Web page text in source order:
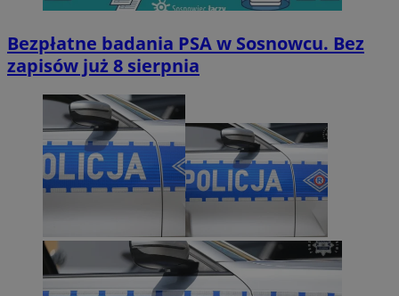
Bezpłatne badania PSA w Sosnowcu. Bez
zapisów już 8 sierpnia